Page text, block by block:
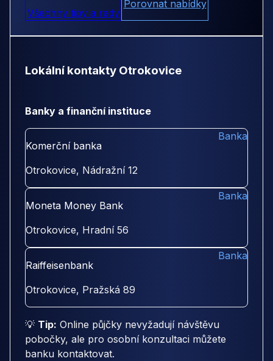
Všechny tipy a rady
Porovnat nabídky
Lokální kontakty Otrokovice
Banky a finanční instituce
Komerční banka
Otrokovice, Nádražní 12
Banka
Moneta Money Bank
Otrokovice, Hradní 56
Banka
Raiffeisenbank
Otrokovice, Pražská 89
Banka
💡 Tip: Online půjčky nevyžadují návštěvu
pobočky, ale pro osobní konzultaci můžete
banku kontaktovat.